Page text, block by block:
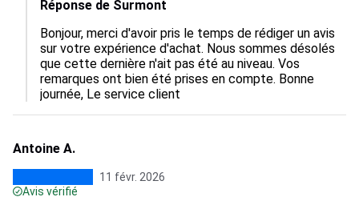
Réponse de Surmont
Bonjour, merci d'avoir pris le temps de rédiger un avis
sur votre expérience d'achat. Nous sommes désolés
que cette dernière n'ait pas été au niveau. Vos
remarques ont bien été prises en compte. Bonne
journée, Le service client
Antoine A.
11 févr. 2026
Avis vérifié